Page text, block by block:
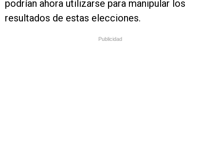
podrían ahora utilizarse para manipular los
resultados de estas elecciones.
Publicidad